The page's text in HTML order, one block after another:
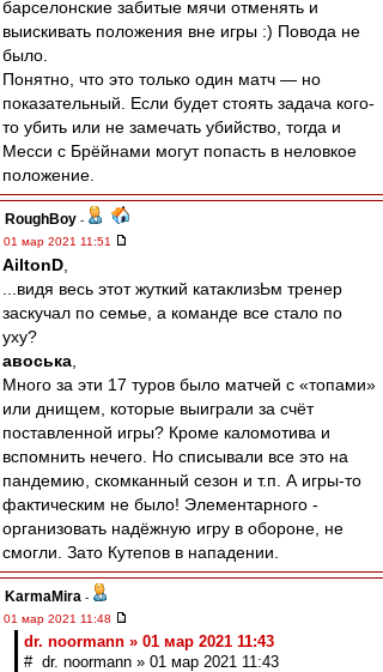
барселонские забитые мячи отменять и
выискивать положения вне игры :) Повода не
было.
Понятно, что это только один матч — но
показательный. Если будет стоять задача кого-
то убить или не замечать убийство, тогда и
Месси с Брёйнами могут попасть в неловкое
положение.
RoughBoy -
01 мар 2021 11:51
AiltonD
...видя весь этот жуткий катаклизЬм тренер
заскучал по семье, а команде все стало по
уху?
авоська
Много за эти 17 туров было матчей с «топами»
или днищем, которые выиграли за счёт
поставленной игры? Кроме каломотива и
вспомнить нечего. Но списывали все это на
пандемию, скомканный сезон и т.п. А игры-то
фактическим не было! Элементарного -
организовать надёжную игру в обороне, не
смогли. Зато Кутепов в нападении.
KarmaMira -
01 мар 2021 11:48
dr. noormann » 01 мар 2021 11:43
# dr. noormann » 01 мар 2021 11:43